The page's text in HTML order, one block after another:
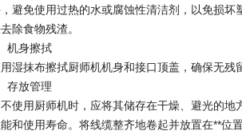
避免使用过热的水或腐蚀性清洁剂，以免损
除食物残渣。
机身擦拭
湿抹布擦拭厨师机机身和接口顶盖，确保无残
存放管理
使用厨师机时，应将其储存在干燥、避光的
和使用寿命。将线缆整齐地卷起并放置在**位